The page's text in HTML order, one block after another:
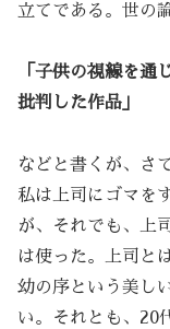
立てである。世の
「子供の視線を通
批判した作品」
などと書くが、さ
私は上司にゴマを
が、それでも、上
は使った。上司と
幼の序という美し
い。それとも、20